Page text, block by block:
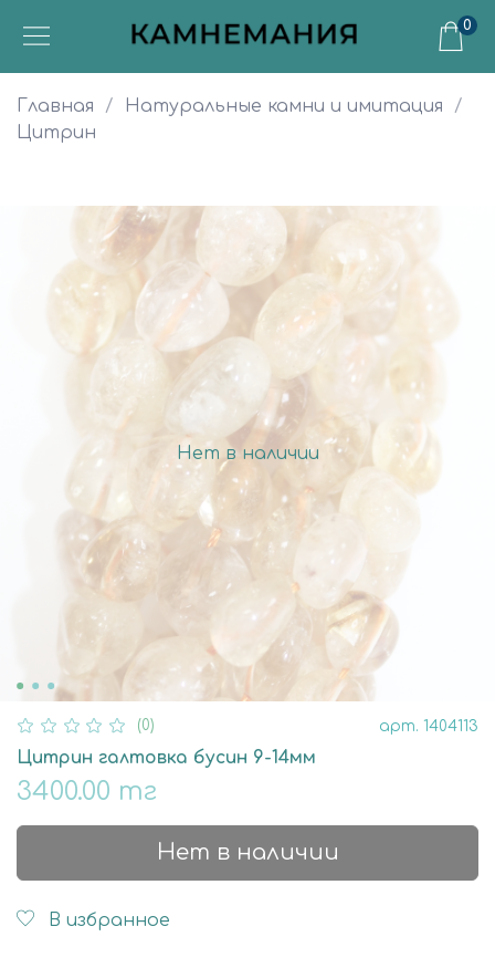
0
Главная
Натуральные камни и имитация
Цитрин
Нет в наличии
(0) арт. 1404113
Цитрин галтовка бусин 9-14мм
3400.00 тг
Нет в наличии
В избранное